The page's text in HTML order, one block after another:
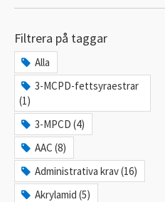
Filtrera på taggar
Alla
3-MCPD-fettsyraestrar
(1)
3-MPCD (4)
AAC (8)
Administrativa krav (16)
Akrylamid (5)